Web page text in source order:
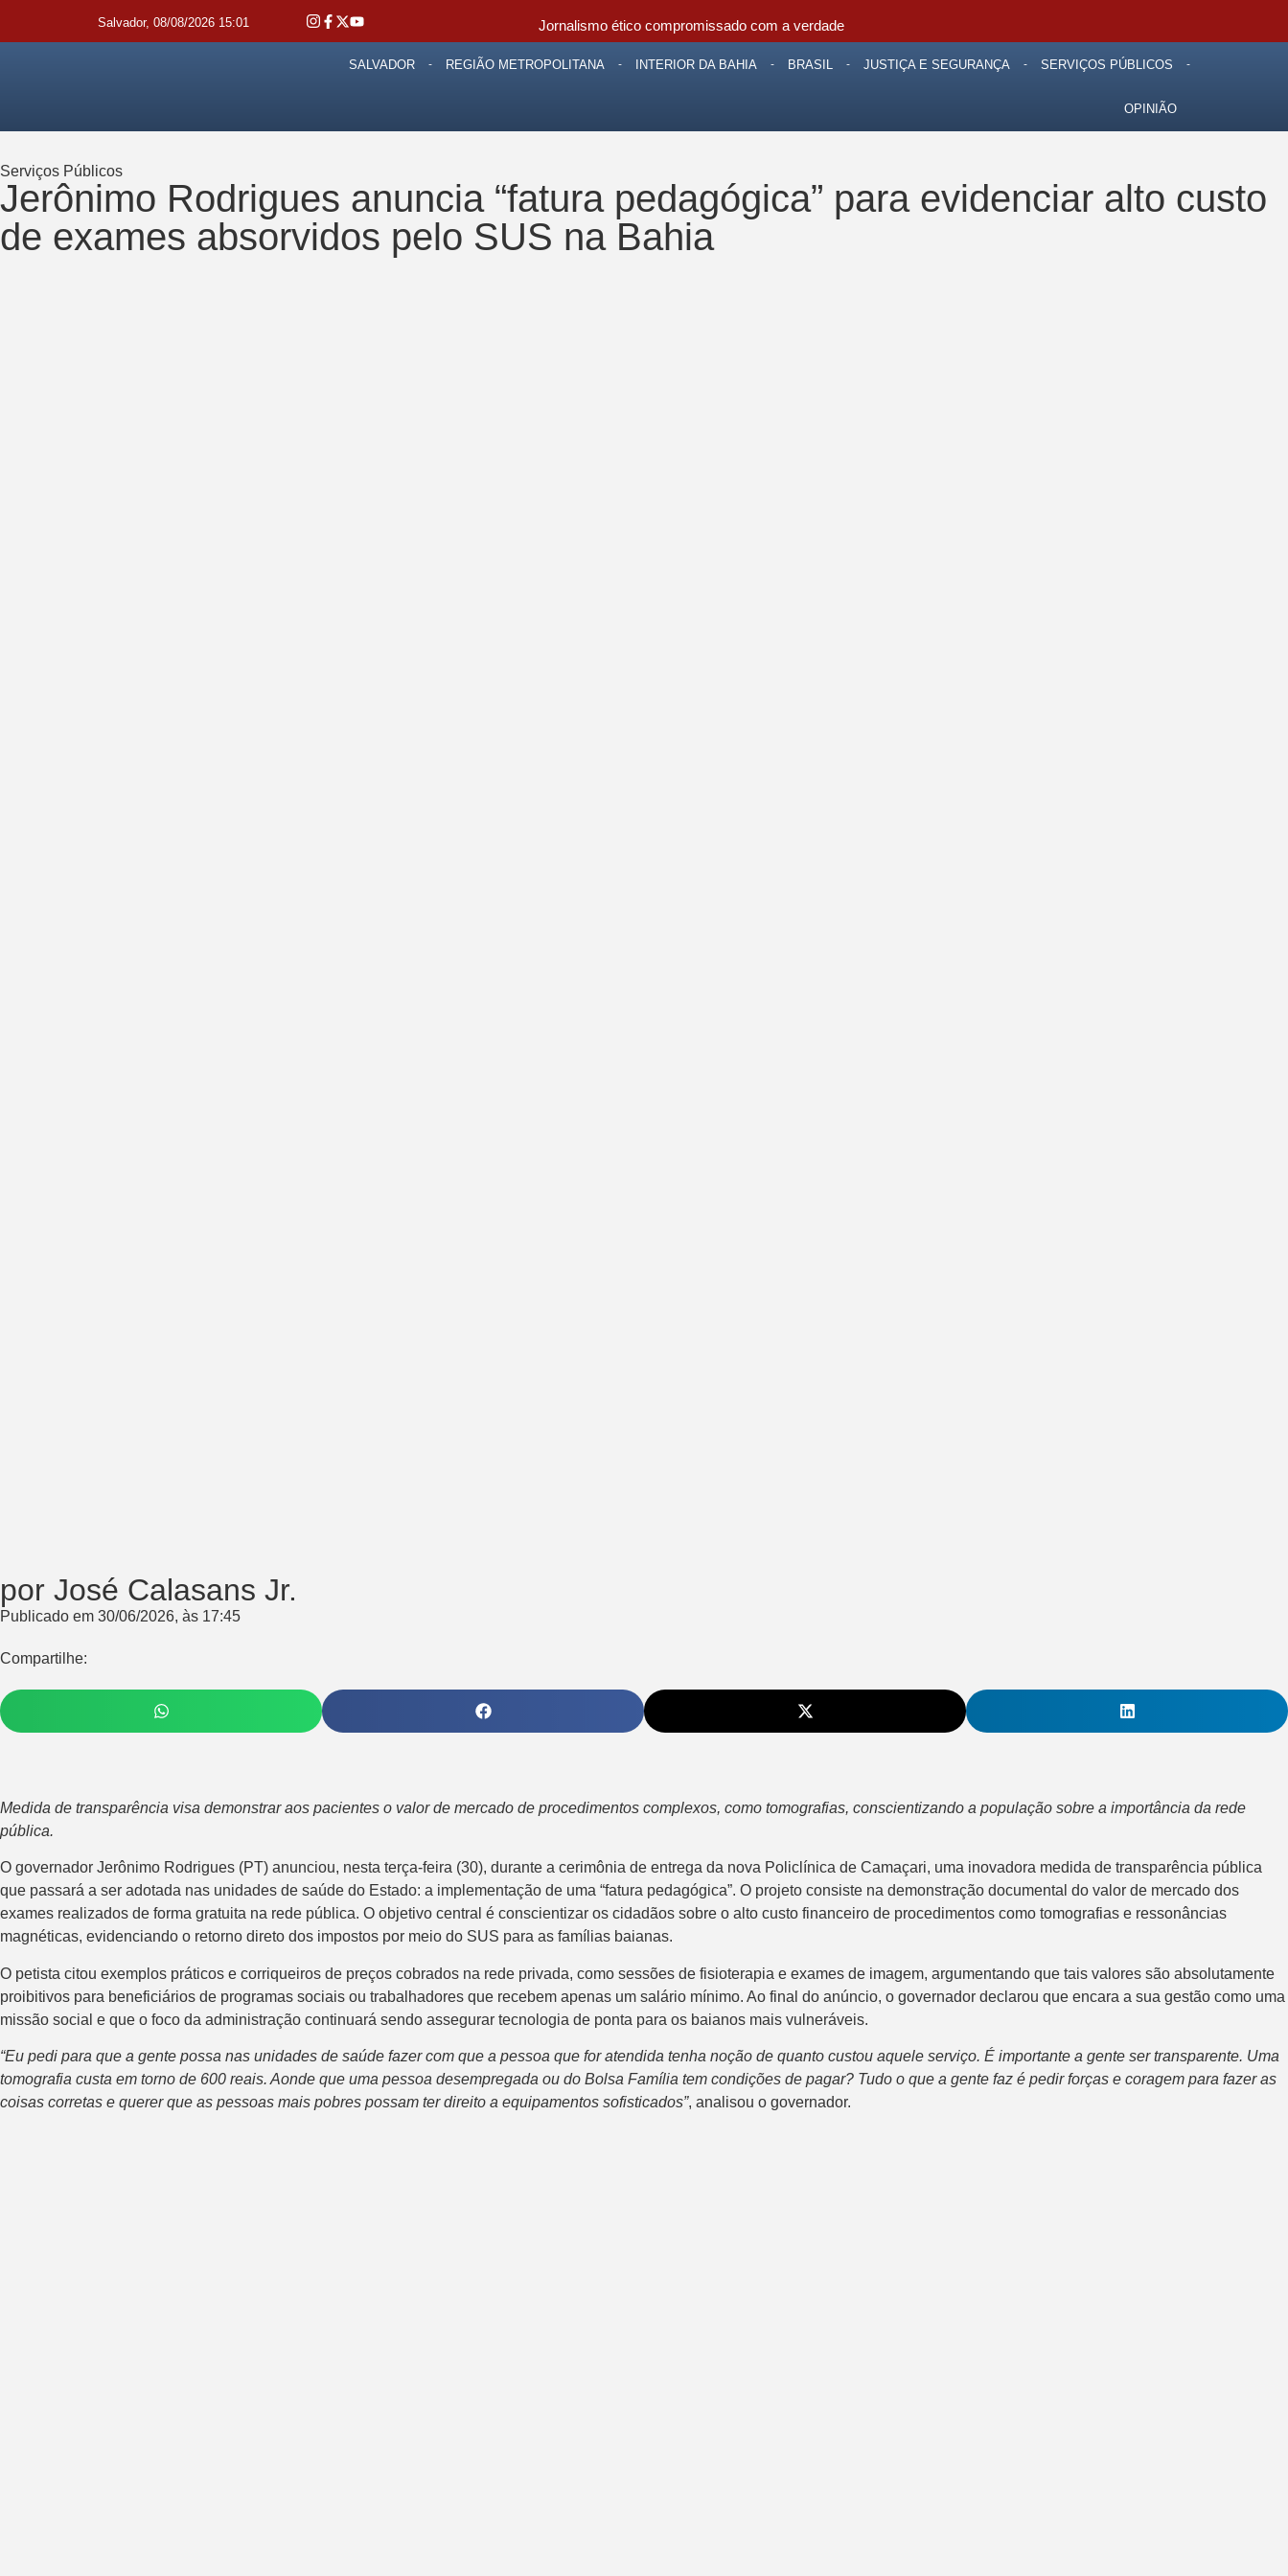
Salvador, 08/08/2026 15:01 Jornalismo ético compromissado com a verdade
SALVADOR REGIÃO METROPOLITANA INTERIOR DA BAHIA BRASIL JUSTIÇA E SEGURANÇA SERVIÇOS PÚBLICOS
OPINIÃO
Serviços Públicos
Jerônimo Rodrigues anuncia “fatura pedagógica” para evidenciar alto custo
de exames absorvidos pelo SUS na Bahia
por José Calasans Jr.
Publicado em 30/06/2026, às 17:45
Compartilhe:
Medida de transparência visa demonstrar aos pacientes o valor de mercado de procedimentos complexos, como tomografias, conscientizando a população sobre a importância da rede
pública.
O governador Jerônimo Rodrigues (PT) anunciou, nesta terça-feira (30), durante a cerimônia de entrega da nova Policlínica de Camaçari, uma inovadora medida de transparência pública
que passará a ser adotada nas unidades de saúde do Estado: a implementação de uma “fatura pedagógica”. O projeto consiste na demonstração documental do valor de mercado dos
exames realizados de forma gratuita na rede pública. O objetivo central é conscientizar os cidadãos sobre o alto custo financeiro de procedimentos como tomografias e ressonâncias
magnéticas, evidenciando o retorno direto dos impostos por meio do SUS para as famílias baianas.
O petista citou exemplos práticos e corriqueiros de preços cobrados na rede privada, como sessões de fisioterapia e exames de imagem, argumentando que tais valores são absolutamente
proibitivos para beneficiários de programas sociais ou trabalhadores que recebem apenas um salário mínimo. Ao final do anúncio, o governador declarou que encara a sua gestão como uma
missão social e que o foco da administração continuará sendo assegurar tecnologia de ponta para os baianos mais vulneráveis.
“Eu pedi para que a gente possa nas unidades de saúde fazer com que a pessoa que for atendida tenha noção de quanto custou aquele serviço. É importante a gente ser transparente. Uma
tomografia custa em torno de 600 reais. Aonde que uma pessoa desempregada ou do Bolsa Família tem condições de pagar? Tudo o que a gente faz é pedir forças e coragem para fazer as
coisas corretas e querer que as pessoas mais pobres possam ter direito a equipamentos sofisticados”, analisou o governador.